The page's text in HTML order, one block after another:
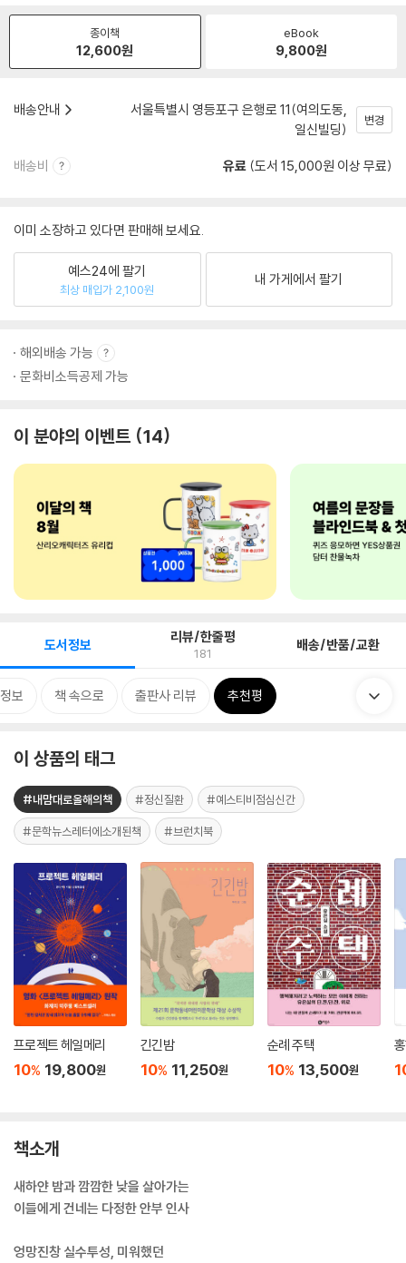
종이책
12,600원
eBook
9,800원
배송안내
서울특별시 영등포구 은행로 11(여의도동,
일신빌딩)
변경
배송비 유료 (도서 15,000원 이상 무료)
이미 소장하고 있다면 판매해 보세요.
예스24에 팔기
최상 매입가 2,100원
내 가게에서 팔기
해외배송 가능
문화비소득공제 가능
이 분야의 이벤트 14
도서정보 리뷰/한줄평
181 배송/반품/교환
보 책 속으로 출판사 리뷰 추천평
이 상품의 태그
#내맘대로올해의책 #정신질환 #예스티비점심신간
#문학뉴스레터에소개된책 #브런치북
프로젝트 헤일메리
10% 19,800원
긴긴밤
10% 11,250원
순례 주택
10% 13,500원
책소개
새하얀 밤과 깜깜한 낮을 살아가는
이들에게 건네는 다정한 안부 인사
엉망진창 실수투성, 미워했던